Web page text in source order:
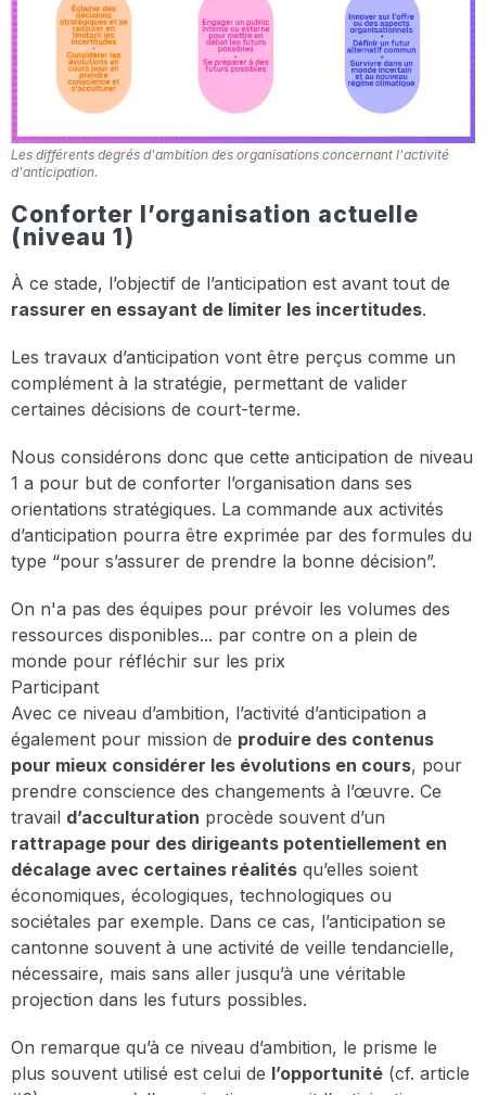
Les différents degrés d'ambition des organisations concernant l'activité
d'anticipation.
Conforter l’organisation actuelle
(niveau 1)
À ce stade, l’objectif de l’anticipation est avant tout de
rassurer en essayant de limiter les incertitudes.
Les travaux d’anticipation vont être perçus comme un
complément à la stratégie, permettant de valider
certaines décisions de court-terme.
Nous considérons donc que cette anticipation de niveau
1 a pour but de conforter l’organisation dans ses
orientations stratégiques. La commande aux activités
d’anticipation pourra être exprimée par des formules du
type “pour s’assurer de prendre la bonne décision”.
On n'a pas des équipes pour prévoir les volumes des
ressources disponibles... par contre on a plein de
monde pour réfléchir sur les prix
Participant
Avec ce niveau d’ambition, l’activité d’anticipation a
également pour mission de produire des contenus
pour mieux considérer les évolutions en cours, pour
prendre conscience des changements à l’œuvre. Ce
travail d’acculturation procède souvent d’un
rattrapage pour des dirigeants potentiellement en
décalage avec certaines réalités qu’elles soient
économiques, écologiques, technologiques ou
sociétales par exemple. Dans ce cas, l’anticipation se
cantonne souvent à une activité de veille tendancielle,
nécessaire, mais sans aller jusqu’à une véritable
projection dans les futurs possibles.
On remarque qu’à ce niveau d’ambition, le prisme le
plus souvent utilisé est celui de l’opportunité (cf. article